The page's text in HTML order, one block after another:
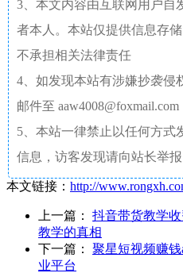
3、本文内容由互联网用户自
者本人。本站仅提供信息存
不承担相关法律责任
4、如发现本站有涉嫌抄袭侵
邮件至 aaw4008@foxmail.com
5、本站一律禁止以任何方式
信息，访客发现请向站长举报
本文链接： http://
上一篇： 抖音带货教学
教学的真相
下一篇： 聚星短视频赚
业平台